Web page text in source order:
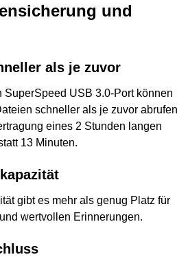
und
als je zuvor
SuperSpeed USB 3.0-Port können
schneller als je zuvor abrufen
eines 2 Stunden langen
13 Minuten.
gibt es mehr als genug Platz für
wertvollen Erinnerungen.